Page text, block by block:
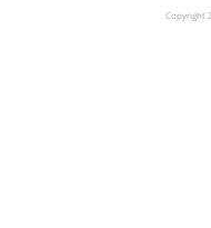
Copyright